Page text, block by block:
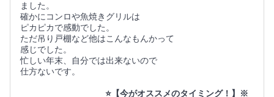
ました。
確かにコンロや魚焼きグリルは
ピカピカで感動でした。
ただ吊り戸棚など他はこんなもんかって
感じでした。
忙しい年末、自分では出来ないので
仕方ないです。
⭐️【今がオススメのタイミング！】※